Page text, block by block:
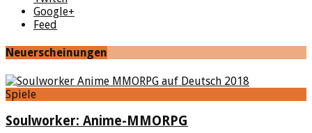
Google+
Feed
Neuerscheinungen
Spiele
Soulworker: Anime-MMORPG